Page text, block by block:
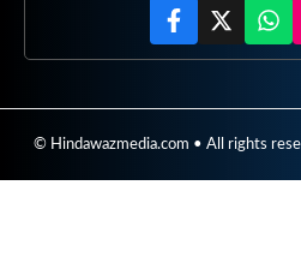
© Hindawazmedia.com • All rights